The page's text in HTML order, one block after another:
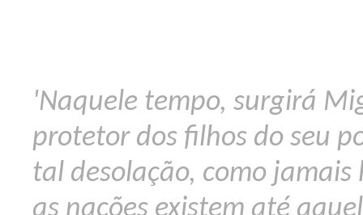
'Naquele tempo, surgirá
protetor dos filhos do seu
tal desolação, como jamais